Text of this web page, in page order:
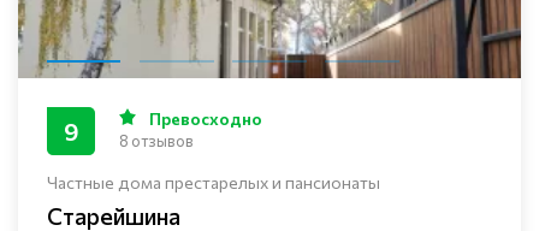
Частные дома престарелых и пансионаты
Старейшина
9 Превосходно
8 отзывов